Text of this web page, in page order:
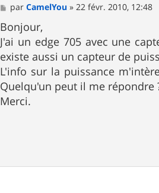
M
e
s
s
a
g
e
parCamelYou »22 févr. 2010, 12:48
Bonjour,
J'ai un edge 705 avec une
existe aussi un capteur de
L'info sur la puissance
Quelqu'un peut il me répondre
Merci.